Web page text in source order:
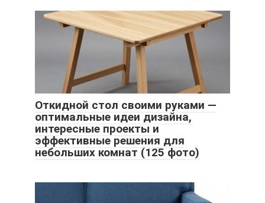
Откидной стол своими руками —
оптимальные идеи дизайна,
интересные проекты и
эффективные решения для
небольших комнат (125 фото)